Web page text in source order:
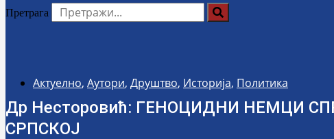
Претрага
Актуелно, Аутори, Друштво, Историја, Политика
Др Несторовић: ГЕНОЦИДНИ НЕМЦИ
СРПСКОЈ